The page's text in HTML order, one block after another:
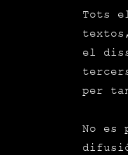
Tots
el
per
No